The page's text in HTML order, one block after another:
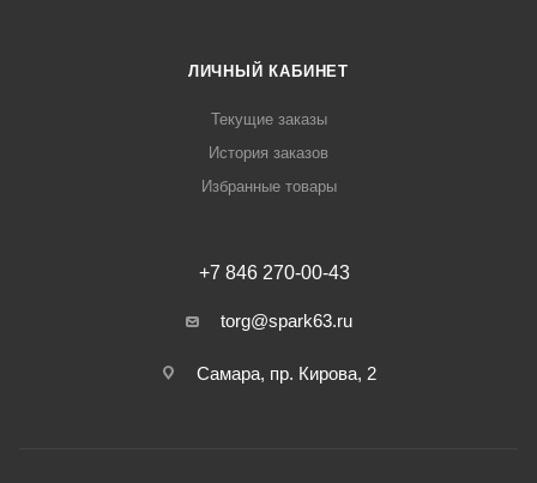
ЛИЧНЫЙ КАБИНЕТ
Текущие заказы
История заказов
Избранные товары
+7 846 270-00-43
torg@spark63.ru
Самара, пр. Кирова, 2